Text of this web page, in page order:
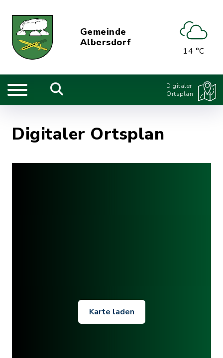
Gemeinde
Albersdorf
14 °C
Digitaler
Ortsplan
Digitaler Ortsplan
Karte laden